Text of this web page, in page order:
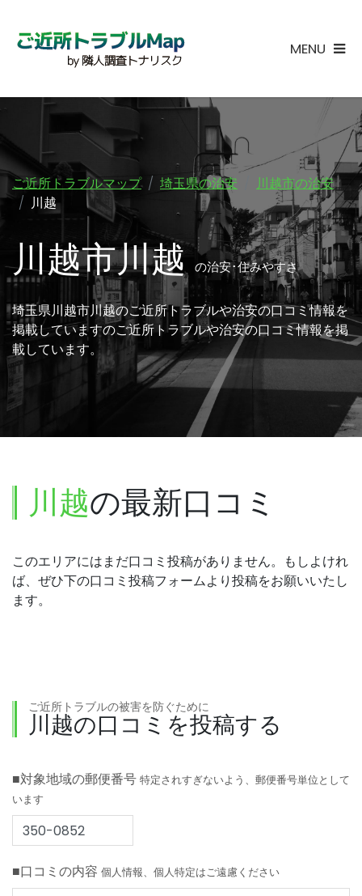
MENU
ご近所トラブルマップ 埼玉県の治安
川越市の治安
川越
川越市川越の治安･住みやすさ
埼玉県川越市川越のご近所トラブルや治安の口コミ情報を
掲載していますのご近所トラブルや治安の口コミ情報を掲
載しています。
川越の最新口コミ
このエリアにはまだ口コミ投稿がありません。もしよけれ
ば、ぜひ下の口コミ投稿フォームより投稿をお願いいたし
ます。
ご近所トラブルの被害を防ぐために
川越の口コミを投稿する
■対象地域の郵便番号 特定されすぎないよう、郵便番号単位として
います
■口コミの内容 個人情報、個人特定はご遠慮ください